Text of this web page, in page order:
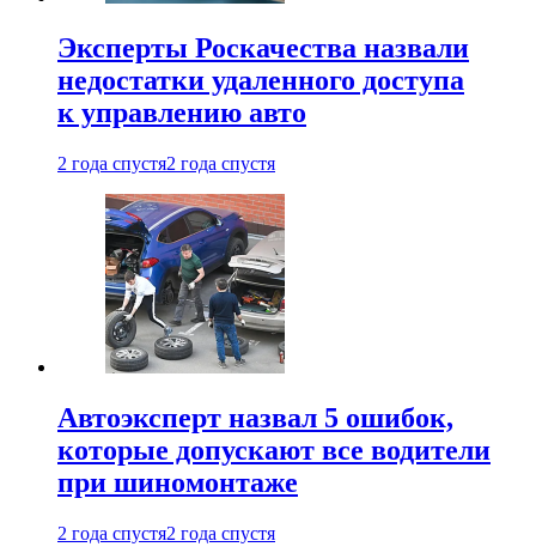
Эксперты Роскачества назвали
недостатки удаленного доступа
к управлению авто
2 года спустя2 года спустя
Автоэксперт назвал 5 ошибок,
которые допускают все водители
при шиномонтаже
2 года спустя2 года спустя